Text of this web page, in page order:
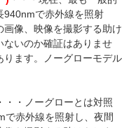
940nmで赤外線を照射
像、映像を撮影する助け
ないのか確証はありませ
ます。
ノーグローモデル
・・・ノーグローとは対照
赤外線を照射し、 夜間